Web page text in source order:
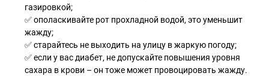
газировкой;
✅ ополаскивайте рот прохладной водой, это уменьшит
жажду;
✅ старайтесь не выходить на улицу в жаркую погоду;
✅ если у вас диабет, не допускайте повышения уровня
сахара в крови – он тоже может провоцировать жажду.